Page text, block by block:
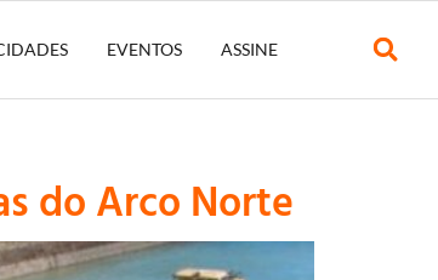
EVENTOS ASSINE
do Arco Norte